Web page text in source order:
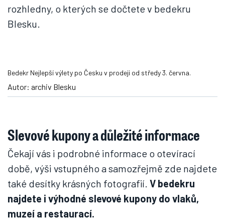
rozhledny, o kterých se dočtete v bedekru
Blesku.
Bedekr Nejlepší výlety po Česku v prodeji od středy 3. června.
Autor: archiv Blesku
Slevové kupony a důležité informace
Čekají vás i podrobné informace o otevírací
době, výši vstupného a samozřejmě zde najdete
také desítky krásných fotografií. V bedekru
najdete i výhodné slevové kupony do vlaků,
muzeí a restaurací.